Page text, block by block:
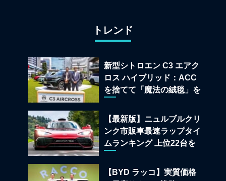
トレンド
新型シトロエン C3 エアク
ロス ハイブリッド：ACC
を捨てて「魔法の絨毯」を
児
【最新版】ニュルブルクリ
ンク市販車最速ラップタイ
ムランキング 上位22台を
【BYD ラッコ】実質価格